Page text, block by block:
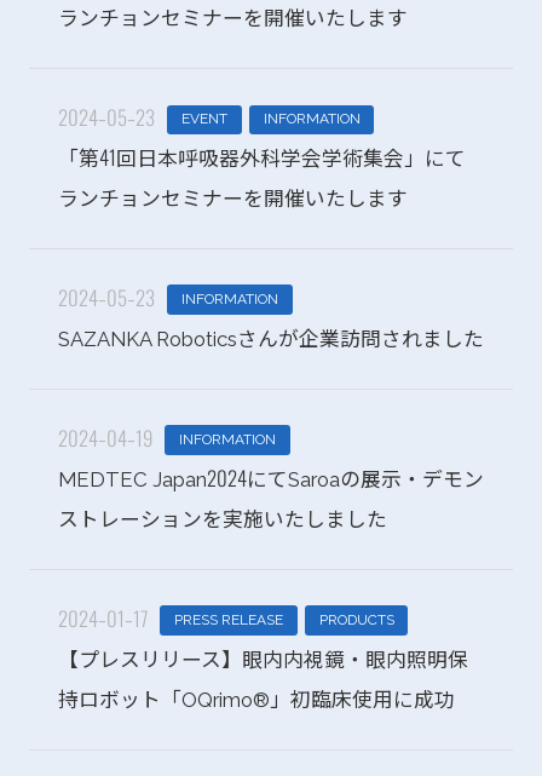
ランチョンセミナーを開催いたします
2024-05-23 EVENT INFORMATION
「第41回日本呼吸器外科学会学術集会」にて
ランチョンセミナーを開催いたします
2024-05-23 INFORMATION
SAZANKA Roboticsさんが企業訪問されました
2024-04-19 INFORMATION
MEDTEC Japan2024にてSaroaの展示・デモン
ストレーションを実施いたしました
2024-01-17 PRESS RELEASE PRODUCTS
【プレスリリース】眼内内視鏡・眼内照明保
持ロボット「OQrimo®」初臨床使用に成功